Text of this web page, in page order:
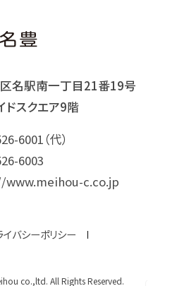
名駅南一丁目21番19号
ドスクエア9階
6001（代）
6003
c.co.jp
イバシーポリシー
co.,ltd. All Rights Reserved.